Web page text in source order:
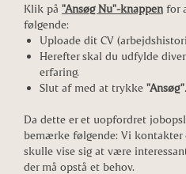
Klik på "Ansøg Nu"-knappen for
følgende:
Uploade dit CV
Herefter skal du udfylde
erfaring.
Slut af med at trykke "Ansøg".
Da dette er et uopfordret
bemærke følgende: Vi
skulle vise sig at være
der må opstå et behov.